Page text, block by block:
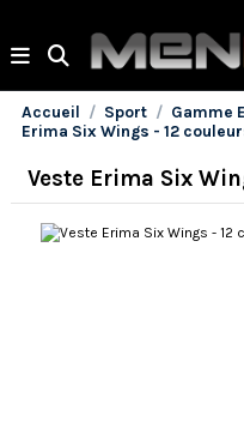
Accueil Sport Gamme
Erima Six Wings - 12
Veste Erima Six